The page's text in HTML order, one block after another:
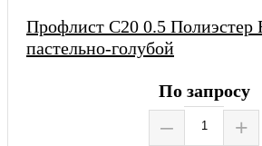
Профлист С20 0.5 Полиэстер
пастельно-голубой
По запросу
– +